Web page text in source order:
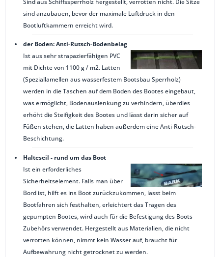
sind anzubauen, bevor der maximale Luftdruck in den
Bootluftkammern erreicht wird.
der Boden: Anti-Rutsch-Bodenbelag
Ist aus sehr strapazierfähigen PVC
mit Dichte von 1100 g / m2. Latten
(Speziallamellen aus wasserfestem Bootsbau Sperrholz)
werden in die Taschen auf dem Boden des Bootes eingebaut,
was ermöglicht, Bodenauslenkung zu verhindern, überdies
erhöht die Steifigkeit des Bootes und lässt darin sicher auf
Füßen stehen, die Latten haben außerdem eine Anti-Rutsch-
Beschichtung.
Halteseil - rund um das Boot
Ist ein erforderliches
Sicherheitselement. Falls man über
Bord ist, hilft es ins Boot zurückzukommen, lässt beim
Bootfahren sich festhalten, erleichtert das Tragen des
gepumpten Bootes, wird auch für die Befestigung des Boots
Zubehörs verwendet. Hergestellt aus Materialien, die nicht
verrotten können, nimmt kein Wasser auf, braucht für
Aufbewahrung nicht getrocknet zu werden.